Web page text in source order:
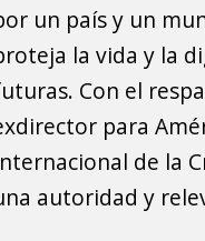
un país y un
la vida y la
Con el
para
de la
autoridad y